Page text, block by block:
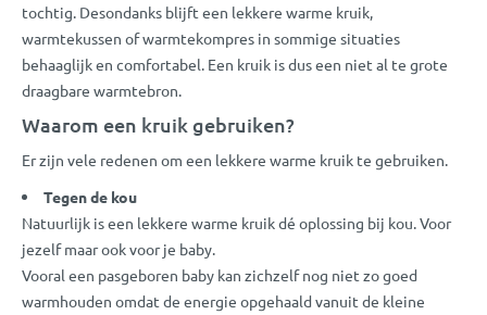
tochtig. Desondanks blijft een lekkere warme kruik,
warmtekussen of warmtekompres in sommige situaties
behaaglijk en comfortabel. Een kruik is dus een niet al te grote
draagbare warmtebron.
Waarom een kruik gebruiken?
Er zijn vele redenen om een lekkere warme kruik te gebruiken.
Tegen de kou
Natuurlijk is een lekkere warme kruik dé oplossing bij kou. Voor
jezelf maar ook voor je baby.
Vooral een pasgeboren baby kan zichzelf nog niet zo goed
warmhouden omdat de energie opgehaald vanuit de kleine